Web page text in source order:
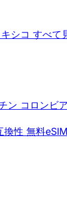
シコ すべて
ン コロンビア
換性 無料eSIM